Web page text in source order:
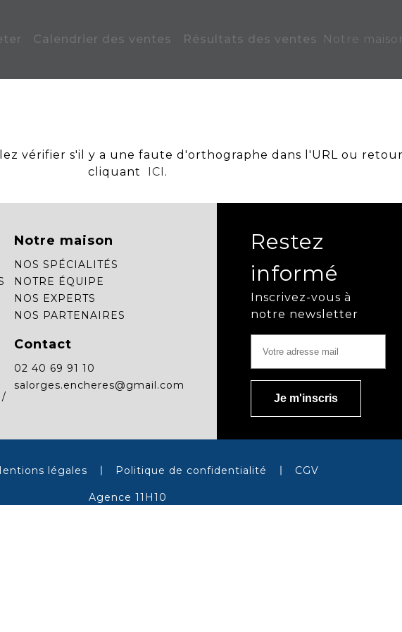
Calendrier des ventes Résultats des ventes Notre
vérifier s'il y a une faute d'orthographe dans l'URL ou
cliquant
ICI .
Notre maison
NOS SPÉCIALITÉS
NOTRE ÉQUIPE
NOS EXPERTS
NOS PARTENAIRES
/
Contact
02 40 69 91 10
salorges.encheres@gmail.com
Restez
informé
Inscrivez-vous à
notre newsletter
légales Politique de confidentialité CGV
Agence 11H10